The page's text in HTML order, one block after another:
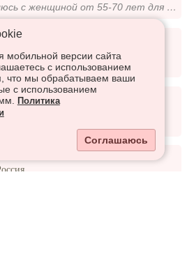
познакомлюсь с женщиной от 55-70 лет для совмесной жизни и любви
36 лет
в голове 😅
36 лет
версии сайта
с использованием
что мы обрабатываем ваши
с использованием
Политика
Соглашаюсь